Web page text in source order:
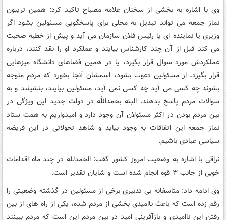
وی با اشاره به بخشی از سخنان علامه مصباح تاکید کرد: همین تریبون
نماز جمعه می تواند تبدیل به محلی برای پاسخگویی مسئولین بشود اگر
وزیری یا نماینده ای یا رئیس فلان سازمان می آید و پیش از خطبه صحبت
می کند قبل از آن چند کارشناس بیایند و عملکرد او را نقد کنند، درباره
عملکردش مورد سوال قرار بگیرد، یا در همین فضاهای دانشگاه میزهایی
قرار بگیرد، از مسئولین دعوت بشود، اسمشان آنجا بخورد که مردم متوجه
بشوند چه کسی می آید چه کسی نمی آید، مسئولین بیایند، بنشینند و به
سوالات مردم پاسخ بدهند. البته بحمدالله در دولت جدید این ویژگی در
بین مردم بودن در اکثر مسئولان آن وجود دارد و امیدواریم به همت ستاد
نماز جمعه این اتفاقات به وجود بیاید و شاهد تحولاتی در این فریضه
سیاسی عبادی باشیم.
نراقی با اشاره به وضعیت امروز کشور گفت: الحمدلله در چند ماه اقدامات
خوبی از جانب ۳ قوه انجام شده است و شایان تقدیر است.
وی ادامه داد: متاسفانه بی تدبیری برخی از مسئولین در گذشته وضعیتی را
رقم زده است که باعث ناامیدی بخشی از مردم شده، یکی از راه های از بین
رفتن این ناامیدی و بازآفرینی امید در بین مردم این است که مردم ببینند